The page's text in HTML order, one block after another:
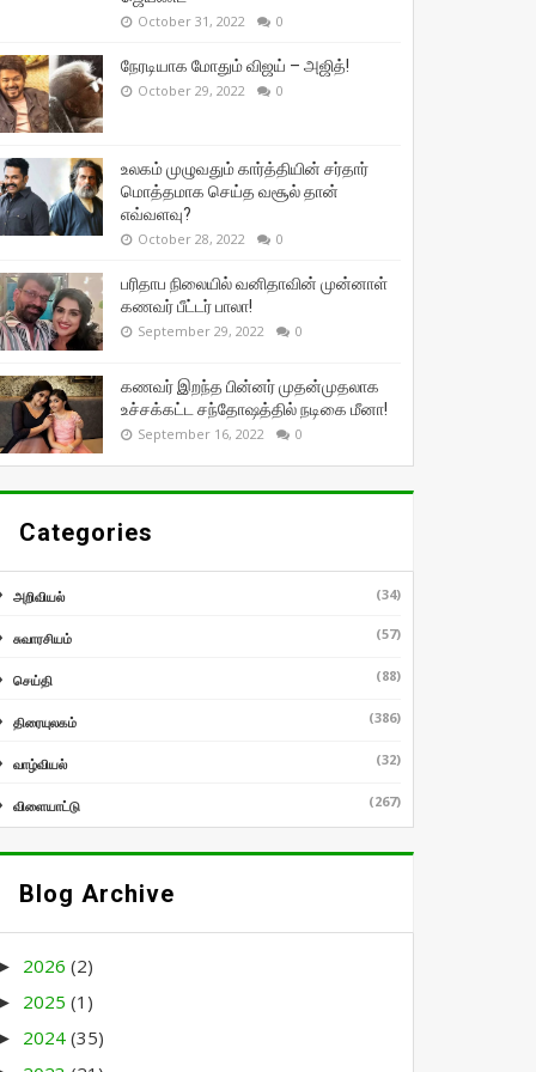
October 31, 2022 0
நேரடியாக மோதும் விஜய் – அஜித்!
October 29, 2022 0
உலகம் முழுவதும் கார்த்தியின் சர்தார்
மொத்தமாக செய்த வசூல் தான்
எவ்வளவு?
October 28, 2022 0
பரிதாப நிலையில் வனிதாவின் முன்னாள்
கணவர் பீட்டர் பாலா!
September 29, 2022 0
கணவர் இறந்த பின்னர் முதன்முதலாக
உச்சக்கட்ட சந்தோஷத்தில் நடிகை மீனா!
September 16, 2022 0
Categories
அறிவியல் (34)
சுவாரசியம் (57)
செய்தி (88)
திரையுலகம் (386)
வாழ்வியல் (32)
விளையாட்டு (267)
Blog Archive
► 2026(2)
► 2025(1)
► 2024(35)